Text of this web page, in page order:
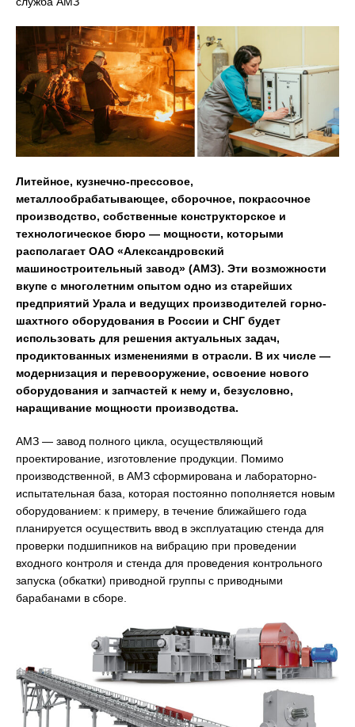
Литейное, кузнечно-прессовое,
металлообрабатывающее, сборочное, покрасочное
производство, собственные конструкторское и
технологическое бюро — мощности, которыми
располагает ОАО «Александровский
машиностроительный завод» (АМЗ). Эти возможности
вкупе с многолетним опытом одно из старейших
предприятий Урала и ведущих производителей горно-
шахтного оборудования в России и СНГ будет
использовать для решения актуальных задач,
продиктованных изменениями в отрасли. В их числе —
модернизация и перевооружение, освоение нового
оборудования и запчастей к нему и, безусловно,
наращивание мощности производства.
АМЗ — завод полного цикла, осуществляющий
проектирование, изготовление продукции. Помимо
производственной, в АМЗ сформирована и лабораторно-
испытательная база, которая постоянно пополняется новым
оборудованием: к примеру, в течение ближайшего года
планируется осуществить ввод в эксплуатацию стенда для
проверки подшипников на вибрацию при проведении
входного контроля и стенда для проведения контрольного
запуска (обкатки) приводной группы с приводными
барабанами в сборе.